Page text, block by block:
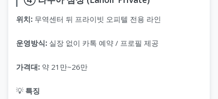
위치: 무역센터 뒤 프라이빗 오피텔 전용 라인
운영방식: 실장 없이 카톡 예약 / 프로필 제공
가격대: 약 21만~26만
💡 특징